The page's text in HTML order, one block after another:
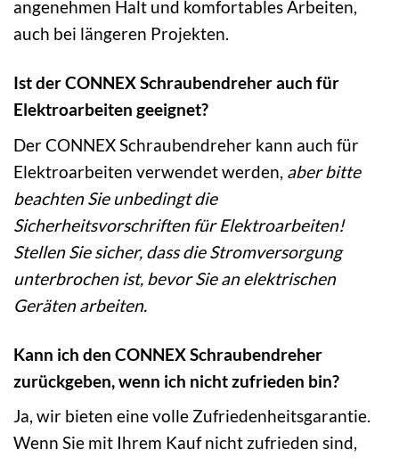
angenehmen Halt und komfortables Arbeiten,
auch bei längeren Projekten.
Ist der CONNEX Schraubendreher auch für
Elektroarbeiten geeignet?
Der CONNEX Schraubendreher kann auch für
Elektroarbeiten verwendet werden, aber bitte
beachten Sie unbedingt die
Sicherheitsvorschriften für Elektroarbeiten!
Stellen Sie sicher, dass die Stromversorgung
unterbrochen ist, bevor Sie an elektrischen
Geräten arbeiten.
Kann ich den CONNEX Schraubendreher
zurückgeben, wenn ich nicht zufrieden bin?
Ja, wir bieten eine volle Zufriedenheitsgarantie.
Wenn Sie mit Ihrem Kauf nicht zufrieden sind,